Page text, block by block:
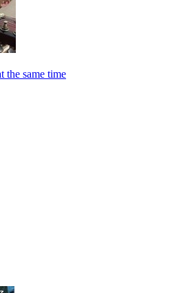
the same time